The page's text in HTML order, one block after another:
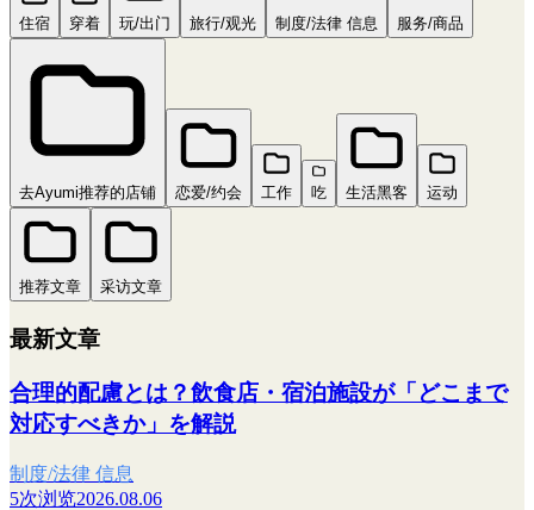
住宿 穿着 玩/出门 旅行/观光 制度/法律 信息 服务/商品
去Ayumi推荐的店铺 恋爱/约会 工作 吃 生活黑客 运动
推荐文章 采访文章
最新文章
合理的配慮とは？飲食店・宿泊施設が「どこまで
対応すべきか」を解説
制度/法律 信息
5次浏览2026.08.06